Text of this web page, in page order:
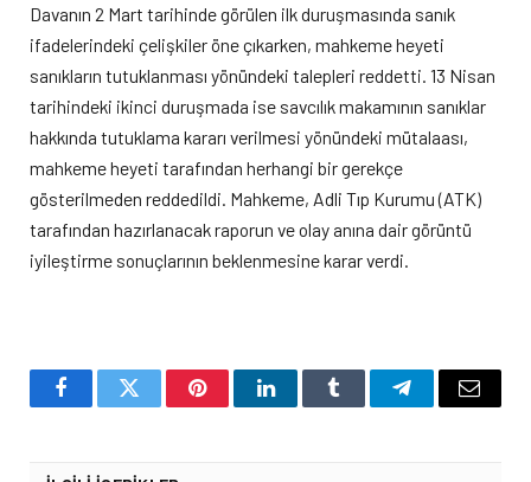
Davanın 2 Mart tarihinde görülen ilk duruşmasında sanık
ifadelerindeki çelişkiler öne çıkarken, mahkeme heyeti
sanıkların tutuklanması yönündeki talepleri reddetti. 13 Nisan
tarihindeki ikinci duruşmada ise savcılık makamının sanıklar
hakkında tutuklama kararı verilmesi yönündeki mütalaası,
mahkeme heyeti tarafından herhangi bir gerekçe
gösterilmeden reddedildi. Mahkeme, Adli Tıp Kurumu (ATK)
tarafından hazırlanacak raporun ve olay anına dair görüntü
iyileştirme sonuçlarının beklenmesine karar verdi.
FacebookTwitter PinterestLinkedInTumblr TelegramEmail